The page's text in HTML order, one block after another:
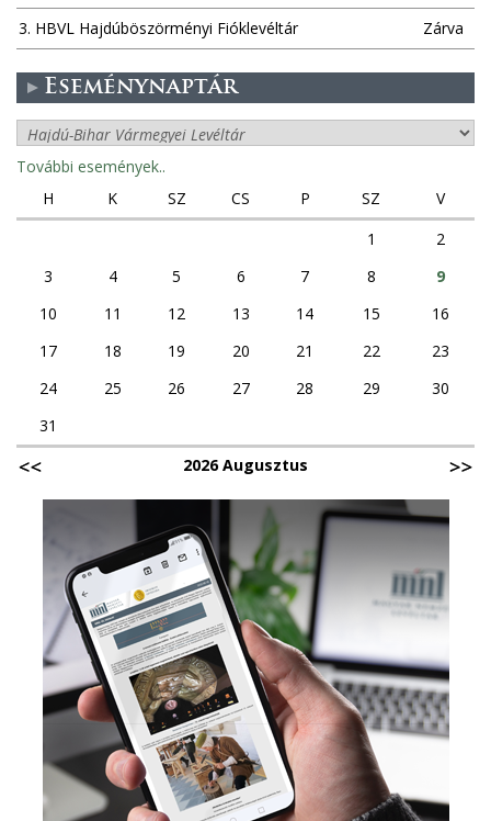
3. HBVL Hajdúböszörményi Fióklevéltár
Zárva
Eseménynaptár
További események..
H
K SZ CS P SZ
V
1
2
3
4 5 6 7 8
9
10
11 12 13 14 15
16
17
18 19 20 21 22
23
24
25 26 27 28 29
30
31
2026 Augusztus